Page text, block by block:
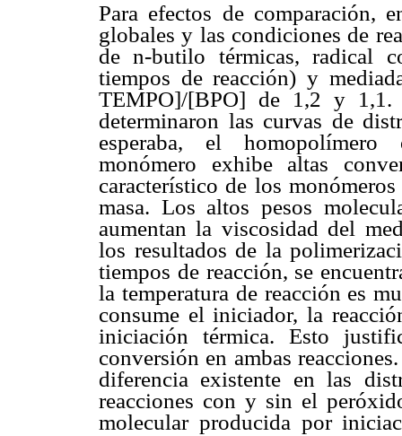
Para efectos de comparación,
globales y las condiciones de
de n-butilo térmicas, radical
tiempos de reacción) y
TEMPO]/[BPO] de 1,2 y 1,1.
determinaron las curvas de
esperaba, el
monómero exhibe altas
característico de los
masa. Los altos pesos
aumentan la viscosidad del
los resultados de la
tiempos de reacción, se
la temperatura de reacción es
consume el iniciador, la
iniciación térmica. Esto
conversión en ambas
diferencia existente en las
reacciones con y sin el
molecular producida por